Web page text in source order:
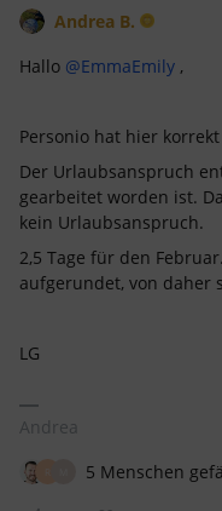
Andrea B.
Hallo ​ @EmmaEmily ,
Personio hat hier
Der Urlaubsanspruch
gearbeitet worden ist.
kein Urlaubsanspruch.
2,5 Tage für den
aufgerundet, von daher
LG
Andrea
5 Menschen